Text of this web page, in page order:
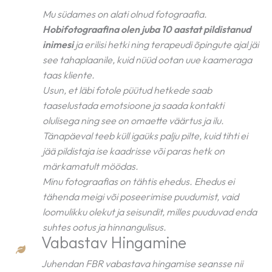
Mu südames on alati olnud fotograafia.
Hobifotograafina olen juba 10 aastat pildistanud
inimesija erilisi hetki ning terapeudi õpingute ajal jäi
see tahaplaanile, kuid nüüd ootan uue kaameraga
taas kliente.
Usun, et läbi fotole püütud hetkede saab
taaselustada emotsioone ja saada kontakti
olulisega ning see on omaette väärtus ja ilu.
Tänapäeval teeb küll igaüks palju pilte, kuid tihti ei
jää pildistaja ise kaadrisse või paras hetk on
märkamatult möödas.
Minu fotograafias on tähtis ehedus. Ehedus ei
tähenda meigi või poseerimise puudumist, vaid
loomulikku olekut ja seisundit, milles puuduvad enda
suhtes ootus ja hinnangulisus.
Vabastav Hingamine
Juhendan FBR vabastava hingamise seansse nii